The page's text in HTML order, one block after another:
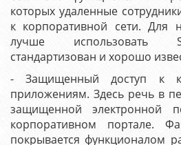
которых удаленные
к корпоративной сети. Для
лучше использовать
стандартизован и хорошо
- Защищенный доступ к
приложениям. Здесь речь в
защищенной электронной
корпоративном портале.
покрывается функционалом